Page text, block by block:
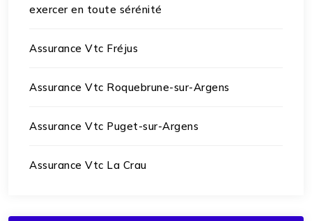
exercer en toute sérénité
Assurance Vtc Fréjus
Assurance Vtc Roquebrune-sur-Argens
Assurance Vtc Puget-sur-Argens
Assurance Vtc La Crau